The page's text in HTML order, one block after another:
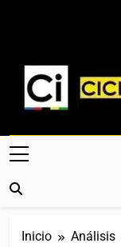
Web Dedicada
Crónicas,
Inicio
Análisis